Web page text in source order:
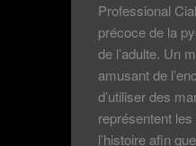
Professional
précoce de la
de l’adulte. Un
amusant de
d’utiliser des
représentent
l’histoire afin